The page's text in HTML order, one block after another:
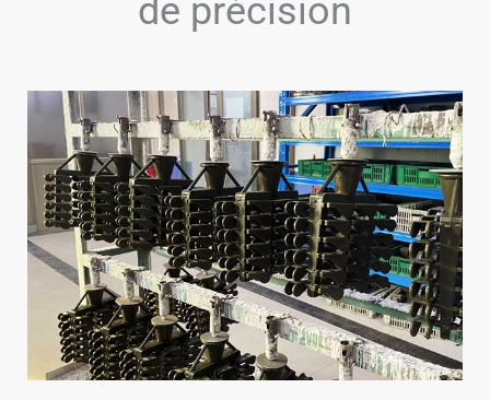
de précision